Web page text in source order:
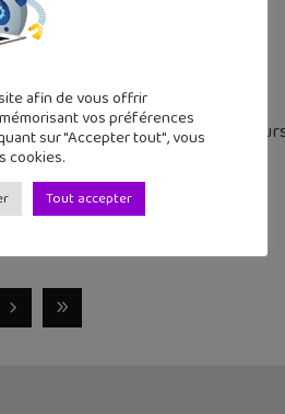
?
pour permettre à ses
afin de vous offrir
vos préférences
sur "Accepter tout", vous
cookies.
Tout accepter